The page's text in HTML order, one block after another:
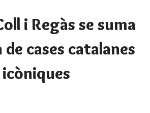
i Regàs se suma
de cases catalanes
icòniques